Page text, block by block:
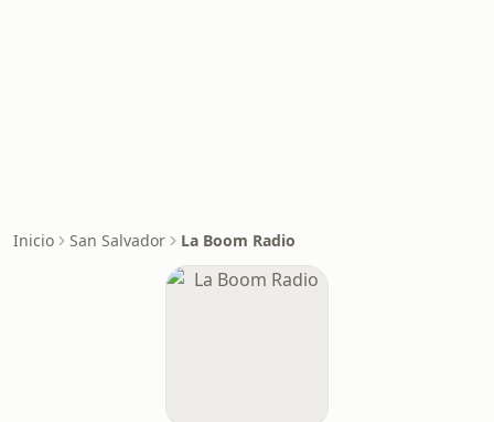
Inicio San Salvador La Boom Radio